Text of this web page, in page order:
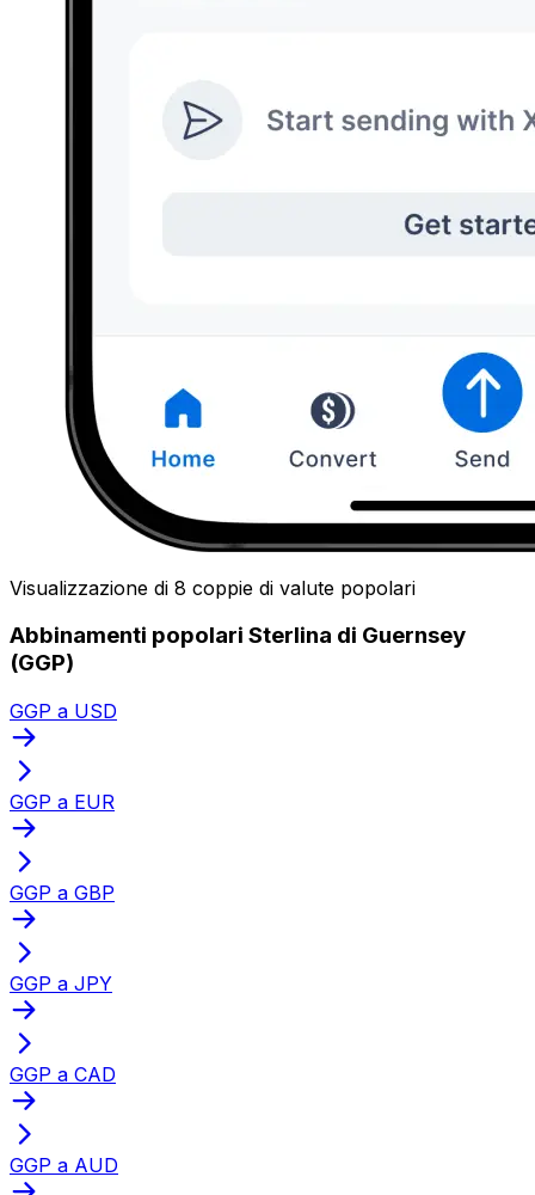
Visualizzazione di 8 coppie di valute popolari
Abbinamenti popolari Sterlina di Guernsey
(GGP)
GGP a USD
GGP a EUR
GGP a GBP
GGP a JPY
GGP a CAD
GGP a AUD